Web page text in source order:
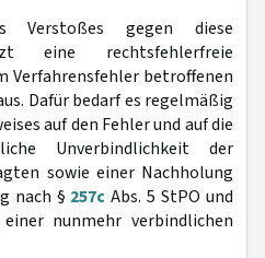
Verstoßes gegen diese
eine rechtsfehlerfreie
Verfahrensfehler betroffenen
Dafür bedarf es regelmäßig
auf den Fehler und auf die
Unverbindlichkeit der
sowie einer Nachholung
nach § 257c Abs. 5 StPO und
nunmehr verbindlichen